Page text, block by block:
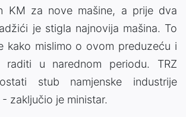
KM za nove mašine, a prije dva
je stigla najnovija mašina. To
kako mislimo o ovom preduzeću i
raditi u narednom periodu. TRZ
stub namjenske industrije
zaključio je ministar.